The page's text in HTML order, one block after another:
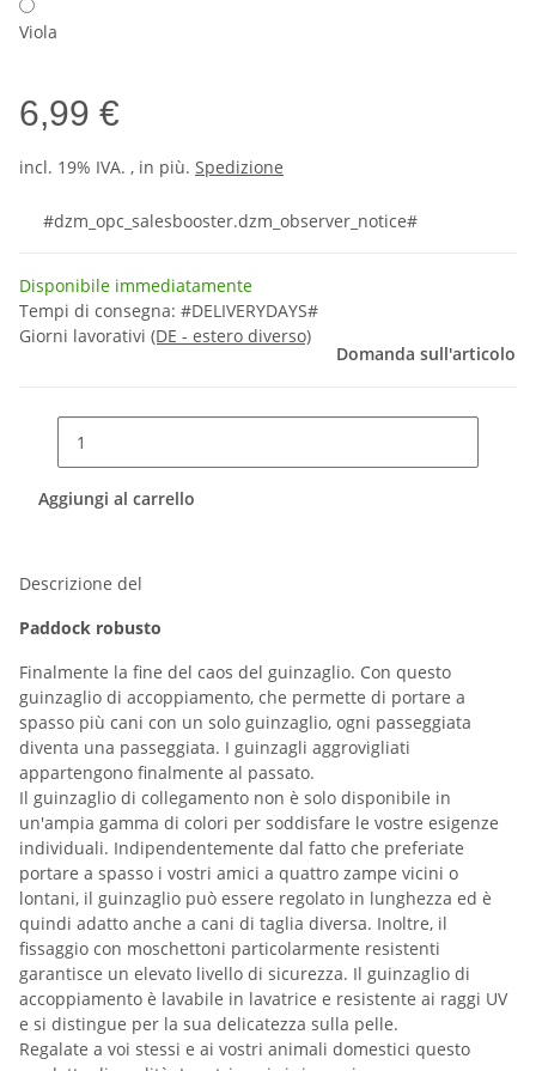
Viola
6,99 €
incl. 19% IVA. , in più. Spedizione
#dzm_opc_salesbooster.dzm_observer_notice#
Disponibile immediatamente
Tempi di consegna: #DELIVERYDAYS#
Giorni lavorativi (DE - estero diverso)
Domanda sull'articolo
Aggiungi al carrello
Descrizione del
Paddock robusto
Finalmente la fine del caos del guinzaglio. Con questo
guinzaglio di accoppiamento, che permette di portare a
spasso più cani con un solo guinzaglio, ogni passeggiata
diventa una passeggiata. I guinzagli aggrovigliati
appartengono finalmente al passato.
Il guinzaglio di collegamento non è solo disponibile in
un'ampia gamma di colori per soddisfare le vostre esigenze
individuali. Indipendentemente dal fatto che preferiate
portare a spasso i vostri amici a quattro zampe vicini o
lontani, il guinzaglio può essere regolato in lunghezza ed è
quindi adatto anche a cani di taglia diversa. Inoltre, il
fissaggio con moschettoni particolarmente resistenti
garantisce un elevato livello di sicurezza. Il guinzaglio di
accoppiamento è lavabile in lavatrice e resistente ai raggi UV
e si distingue per la sua delicatezza sulla pelle.
Regalate a voi stessi e ai vostri animali domestici questo